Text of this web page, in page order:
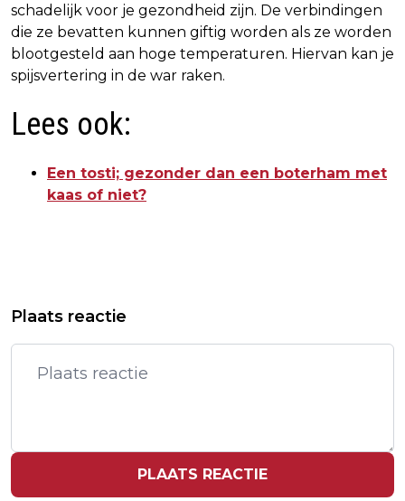
schadelijk voor je gezondheid zijn. De verbindingen
die ze bevatten kunnen giftig worden als ze worden
blootgesteld aan hoge temperaturen. Hiervan kan je
spijsvertering in de war raken.
Lees ook:
Een tosti; gezonder dan een boterham met
kaas of niet?
CHINA PERFECT
ALLES WAT JE MOET WETEN OVER
ONLINE WEDDEN OP SPORT
Plaats reactie
PLAATS REACTIE